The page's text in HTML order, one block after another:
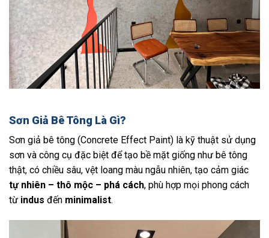
Sơn Giả Bê Tông Là Gì?
Sơn giả bê tông (Concrete Effect Paint) là kỹ thuật sử dụng
sơn và công cụ đặc biệt để tạo bề mặt giống như bê tông
thật, có chiều sâu, vệt loang màu ngẫu nhiên, tạo cảm giác
tự nhiên – thô mộc – phá cách, phù hợp mọi phong cách
từ indus đến minimalist.